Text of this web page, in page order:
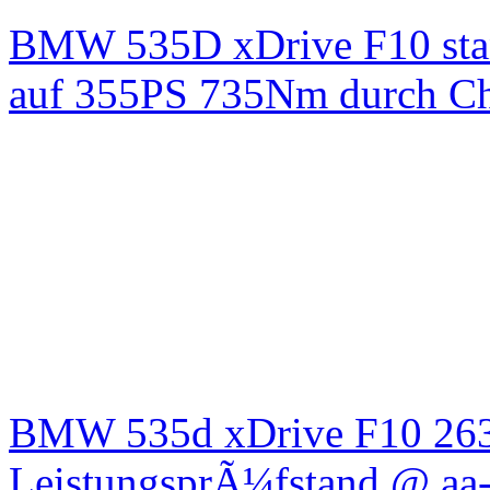
BMW 535D xDrive F10
auf 355PS 735Nm durch
BMW 535d xDrive F10